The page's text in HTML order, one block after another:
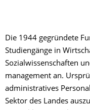
Die 1944 gegründete
Studiengänge in
Sozialwissenschaften
management an.
administratives
Sektor des Landes